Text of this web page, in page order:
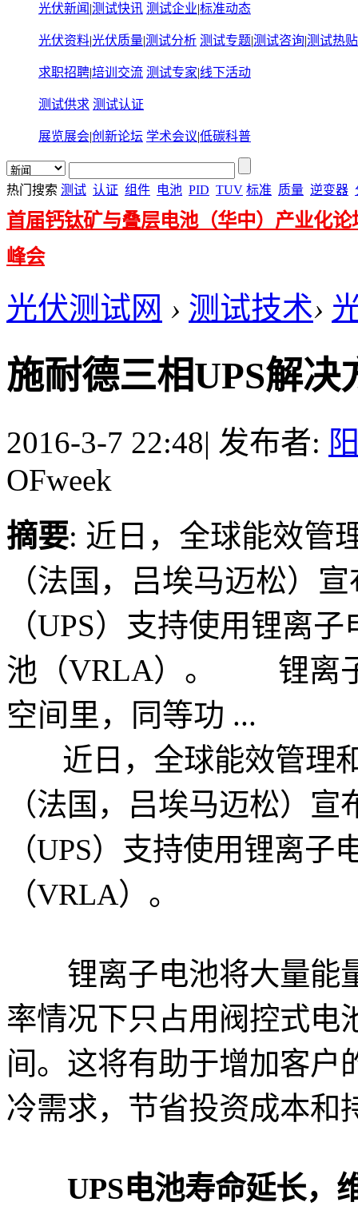
光伏新闻 |测试快讯 测试企业|标准动态
光伏资料|光伏质量|测试分析 测试专题|测试咨询|测试热贴
求职招聘|培训交流 测试专家|线下活动
测试供求 测试认证
展览展会|创新论坛 学术会议|低碳科普
热门搜索 测试 认证 组件 电池 PID TUV 标准 质量 逆变器
首届钙钛矿与叠层电池（华中）产业化论
峰会
光伏测试网 › 测试技术›
施耐德三相UPS解
2016-3-7 22:48| 发布者:
OFweek
摘要: 近日，全球能效管
（法国，吕埃马迈松）
（UPS）支持使用锂离
池（VRLA）。 锂离子
空间里，同等功 ...
近日，全球能效管理
（法国，吕埃马迈松）
（UPS）支持使用锂离
（VRLA）。
锂离子电池将大量能
率情况下只占用阀控式电
间。这将有助于增加客户
冷需求，节省投资成本和
UPS电池寿命延长，